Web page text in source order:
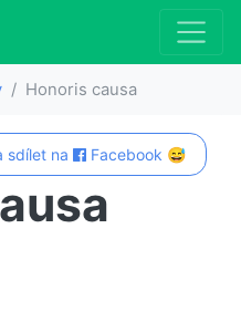
Honoris causa
sdílet na Facebook 😅